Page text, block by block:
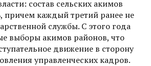
состав сельских акимов
причем каждый третий ранее не
службы. С этого года
выборы акимов районов, что
движение в сторону
управленческих кадров.